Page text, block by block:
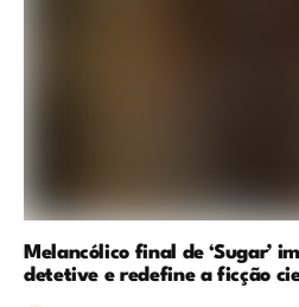
Melancólico final de ‘Sugar’
detetive e redefine a ficção